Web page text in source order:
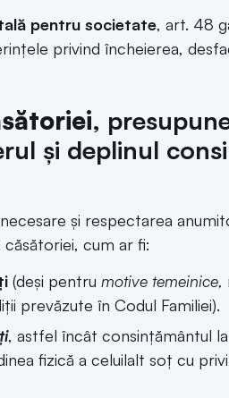
pentru societate, art. 48
privind încheierea,
,
și deplinul
și respectarea
cum ar fi:
(deși pentru motive temeinice,
prevăzute în Codul Familiei).
, astfel încât consințământul
fizică a celuilalt soț cu